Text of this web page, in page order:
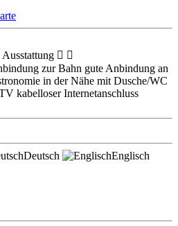
 
zur Bahn gute Anbindung an
in der Nähe mit Dusche/WC
kabelloser Internetanschluss
Deutsch
Englisch